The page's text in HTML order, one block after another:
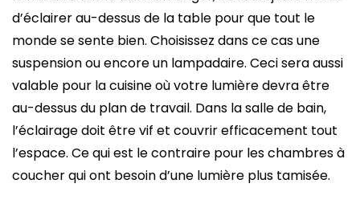
d’éclairer au-dessus de la table pour que tout le
monde se sente bien. Choisissez dans ce cas une
suspension ou encore un lampadaire. Ceci sera aussi
valable pour la cuisine où votre lumière devra être
au-dessus du plan de travail. Dans la salle de bain,
l’éclairage doit être vif et couvrir efficacement tout
l’espace. Ce qui est le contraire pour les chambres à
coucher qui ont besoin d’une lumière plus tamisée.